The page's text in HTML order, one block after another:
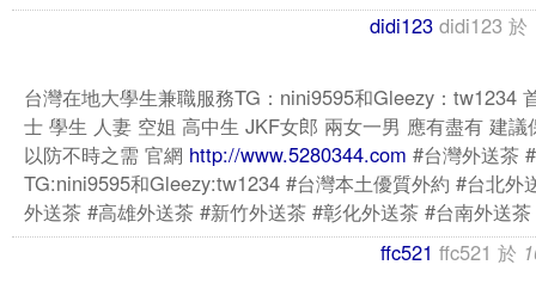
didi123 didi123 於
台灣在地大學生兼職服務TG：nini9595和Gleezy：tw1234
士 學生 人妻 空姐 高中生 JKF女郎 兩女一男 應有盡有 建議
以防不時之需 官網 http://www.5280344.com #台灣外送茶
TG:nini9595和Gleezy:tw1234 #台灣本土優質外約 #台北外
外送茶 #高雄外送茶 #新竹外送茶 #彰化外送茶 #台南外送茶
ffc521 ffc521 於